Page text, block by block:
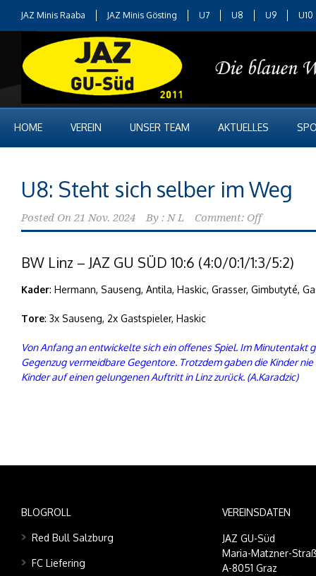
JAZ Minis Raaba JAZ Minis Gösting U7 U8 U9 U10
HOME VEREIN UNSER TEAM AKTUELLES
U8: Steht sich selber im Weg
Posted On 21 Nov. 2024 By : N L Comment: Off
BW Linz – JAZ GU SÜD 10:6 (4:0/0:1/1:3/5:2)
Kader: Hermann, Sauseng, Antila, Haskic, Grasser, Gimbutyté,
Tore: 3x Sauseng, 2x Gastspieler, Haskic
Von Anfang an entwickelte sich ein offenes Spiel. Im Minutentakt
Gegenzug vermeidbare Gegentore. Trotzdem gaben die Kinder
Kinder auf einen gelungenen Auftritt in Linz zurück. (A.Karadzic)
BLOGROLL
Red Bull Salzburg
FC Liefering
VEREINSDATEN
JAZ GU-Süd
Maria-Matzner-
A-8051 Graz